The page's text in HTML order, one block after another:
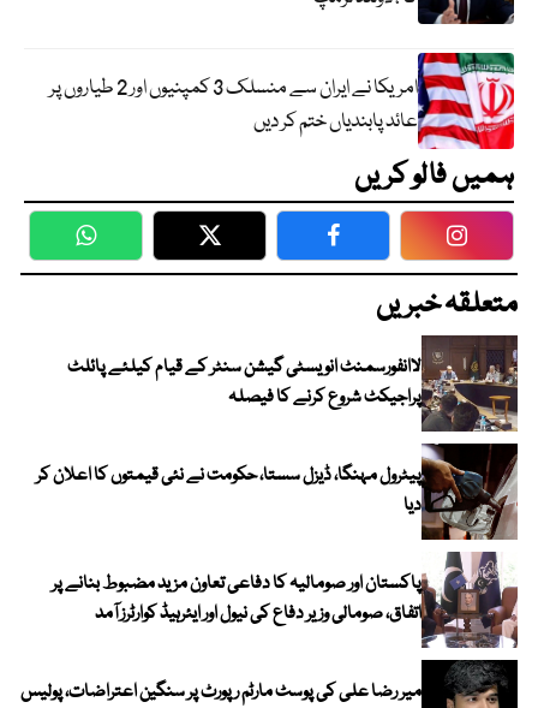
امریکا نے ایران سے منسلک 3 کمپنیوں اور 2 طیاروں پر
عائد پابندیاں ختم کر دیں
ہمیں فالو کریں
WhatsApp Twitter Facebook
متعلقہ خبریں
لاانفورسمنٹ انویسٹی گیشن سنٹر کے قیام کیلئے پائلٹ
پراجیکٹ شروع کرنے کا فیصلہ
پیٹرول مہنگا، ڈیزل سستا، حکومت نے نئی قیمتوں کا اعلان کر
دیا
پاکستان اور صومالیہ کا دفاعی تعاون مزید مضبوط بنانے پر
اتفاق، صومالی وزیر دفاع کی نیول اور ایئرہیڈ کوارٹرز آمد
میر رضا علی کی پوسٹ مارٹم رپورٹ پر سنگین اعتراضات، پولیس